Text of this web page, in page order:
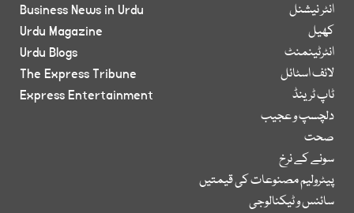
انٹر نیشنل
کھیل
انٹرٹینمنٹ
لائف اسٹائل
ٹاپ ٹرینڈ
دلچسپ و عجیب
صحت
سونے کے نرخ
پیٹرولیم مصنوعات کی قیمتیں
سائنس و ٹیکنالوجی
Business News in Urdu
Urdu Magazine
Urdu Blogs
The Express Tribune
Express Entertainment